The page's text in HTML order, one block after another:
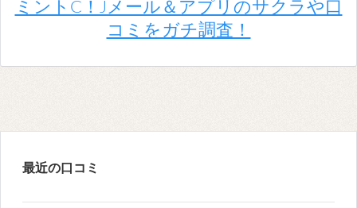
ミントC！Jメール＆アプリのサクラや口
コミをガチ調査！
最近の口コミ